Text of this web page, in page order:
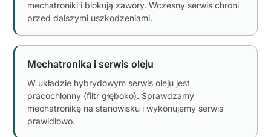
mechatroniki i blokują zawory. Wczesny serwis chroni
przed dalszymi uszkodzeniami.
Mechatronika i serwis oleju
W układzie hybrydowym serwis oleju jest
pracochłonny (filtr głęboko). Sprawdzamy
mechatronikę na stanowisku i wykonujemy serwis
prawidłowo.